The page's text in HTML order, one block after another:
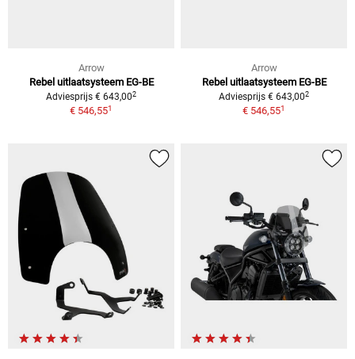
Arrow
Rebel uitlaatsysteem EG-BE
Adviesprijs € 643,002
€ 546,551
Arrow
Rebel uitlaatsysteem EG-BE
Adviesprijs € 643,002
€ 546,551